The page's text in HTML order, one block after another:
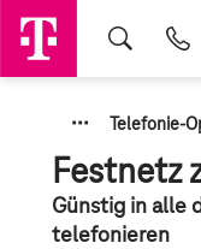
··· Telefonie-
Festnetz
Günstig in alle
telefonieren